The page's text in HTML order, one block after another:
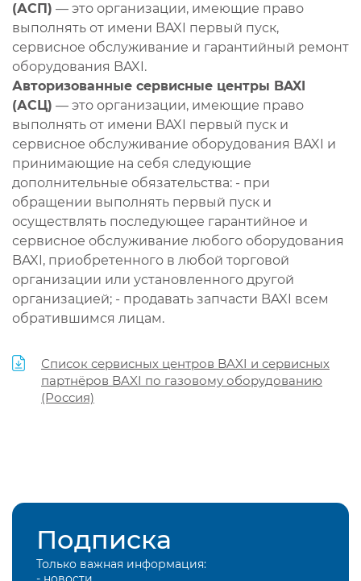
(АСП) — это организации, имеющие право
выполнять от имени BAXI первый пуск,
сервисное обслуживание и гарантийный ремонт
оборудования BAXI.
Авторизованные сервисные центры BAXI
(АСЦ) — это организации, имеющие право
выполнять от имени BAXI первый пуск и
сервисное обслуживание оборудования BAXI и
принимающие на себя следующие
дополнительные обязательства: - при
обращении выполнять первый пуск и
осуществлять последующее гарантийное и
сервисное обслуживание любого оборудования
BAXI, приобретенного в любой торговой
организации или установленного другой
организацией; - продавать запчасти BAXI всем
обратившимся лицам.
Список сервисных центров BAXI и сервисных
партнёров BAXI по газовому оборудованию
(Россия)
Подписка
Только важная информация: